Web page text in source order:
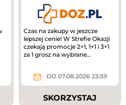
Czas na zakupy w jeszcze
lepszej cenie! W Strefie Okazji
czekają promocje 2+1, 1+1 i 3+1
za 1 grosz na wybrane
DO 07.08.2026 23:59
SKORZYSTAJ